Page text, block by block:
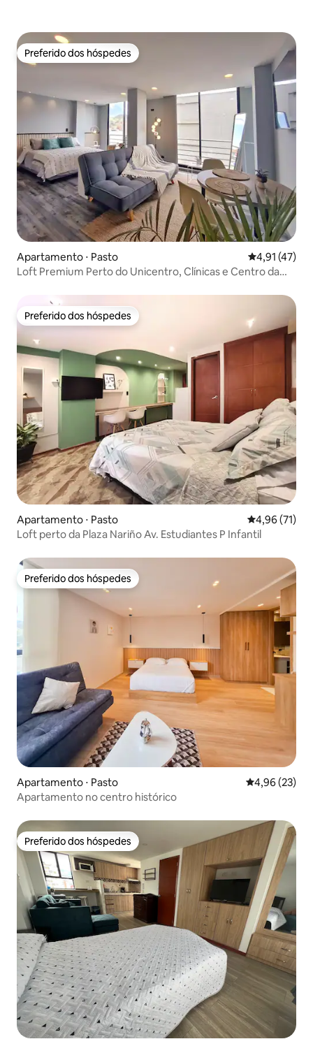
Preferido dos hóspedes
Preferido dos hóspedes
Apartamento ⋅ Pasto 4,91 de uma
4,91 (47)
Loft Premium Perto do Unicentro, Clínicas e Centro da
Preferido dos hóspedes
Preferido dos hóspedes
Apartamento ⋅ Pasto 4,96 de uma
4,96 (71)
Loft perto da Plaza Nariño Av. Estudiantes P Infantil
Preferido dos hóspedes
Preferido dos hóspedes
Apartamento ⋅ Pasto 4,96 de uma
4,96 (23)
Apartamento no centro histórico
Preferido dos hóspedes
Preferido dos hóspedes